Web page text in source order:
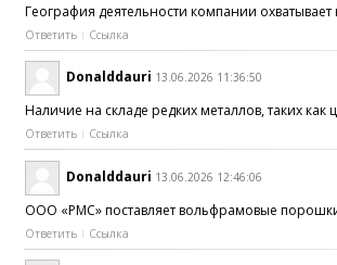
География деятельности компании
Ответить Ссылка
Donalddauri 13.06.2026 11:36:50
Наличие на складе редких металлов, таких
Ответить Ссылка
Donalddauri 13.06.2026 12:46:06
ООО «РМС» поставляет вольфрамовые
Ответить Ссылка